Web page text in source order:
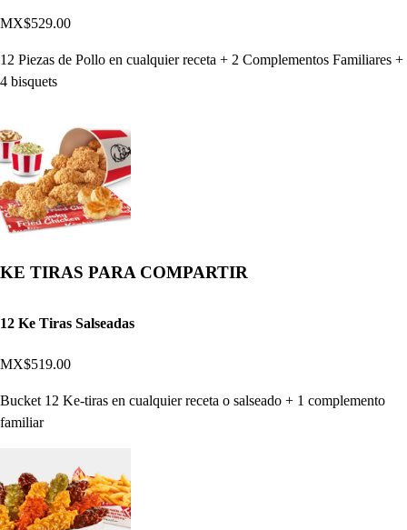
MX$529.00
12 Piezas de Pollo en cualquier receta + 2 Complementos Familiares +
4 bisquets
KE TIRAS PARA COMPARTIR
12 Ke Tiras Salseadas
MX$519.00
Bucket 12 Ke-tiras en cualquier receta o salseado + 1 complemento
familiar